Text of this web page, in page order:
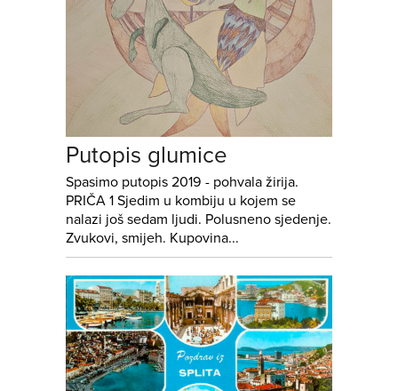
Putopis glumice
Spasimo putopis 2019 - pohvala žirija.
PRIČA 1 Sjedim u kombiju u kojem se
nalazi još sedam ljudi. Polusneno sjedenje.
Zvukovi, smijeh. Kupovina...